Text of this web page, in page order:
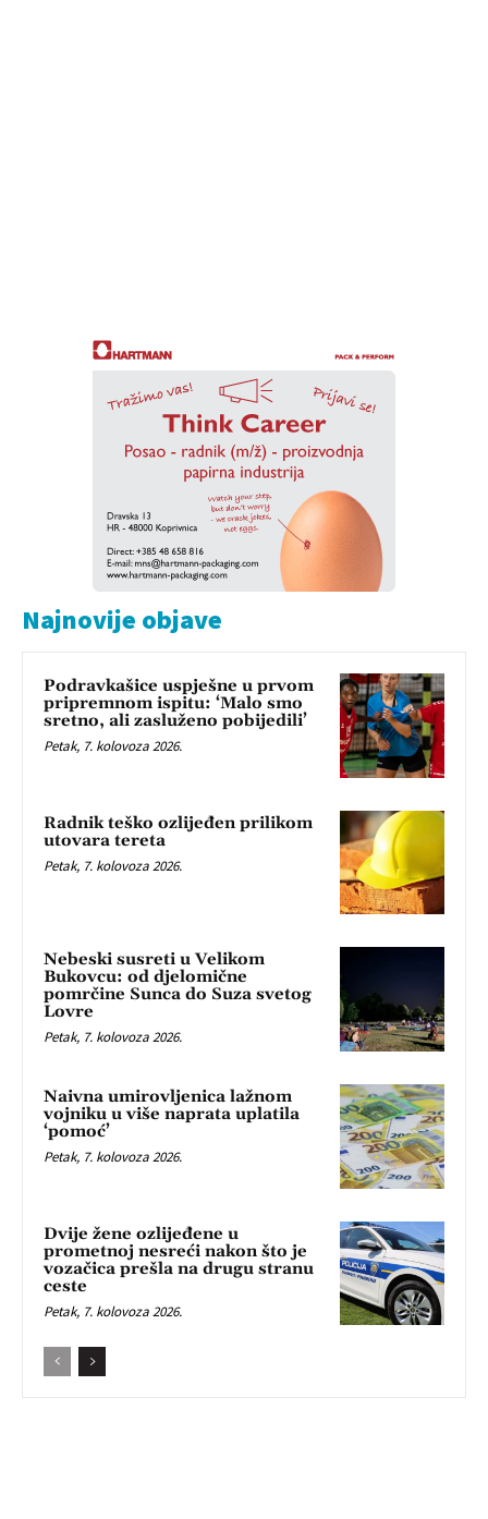
Najnovije objave
Podravkašice uspješne u prvom
pripremnom ispitu: ‘Malo smo
sretno, ali zasluženo pobijedili’
Petak, 7. kolovoza 2026.
Radnik teško ozlijeđen prilikom
utovara tereta
Petak, 7. kolovoza 2026.
Nebeski susreti u Velikom
Bukovcu: od djelomične
pomrčine Sunca do Suza svetog
Lovre
Petak, 7. kolovoza 2026.
Naivna umirovljenica lažnom
vojniku u više naprata uplatila
‘pomoć’
Petak, 7. kolovoza 2026.
Dvije žene ozlijeđene u
prometnoj nesreći nakon što je
vozačica prešla na drugu stranu
ceste
Petak, 7. kolovoza 2026.